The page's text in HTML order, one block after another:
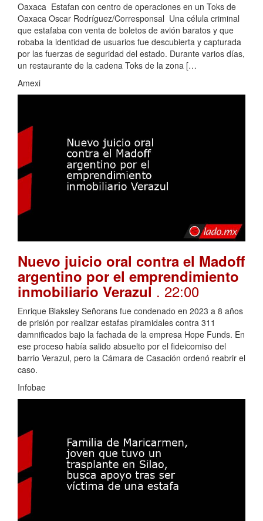
Oaxaca Estafan con centro de operaciones en un Toks de
Oaxaca Oscar Rodríguez/Corresponsal Una célula criminal
que estafaba con venta de boletos de avión baratos y que
robaba la identidad de usuarios fue descubierta y capturada
por las fuerzas de seguridad del estado. Durante varios días,
un restaurante de la cadena Toks de la zona […
Amexi
Nuevo juicio oral contra el Madoff
argentino por el emprendimiento
inmobiliario Verazul . 22:00
Enrique Blaksley Señorans fue condenado en 2023 a 8 años
de prisión por realizar estafas piramidales contra 311
damnificados bajo la fachada de la empresa Hope Funds. En
ese proceso había salido absuelto por el fideicomiso del
barrio Verazul, pero la Cámara de Casación ordenó reabrir el
caso.
Infobae